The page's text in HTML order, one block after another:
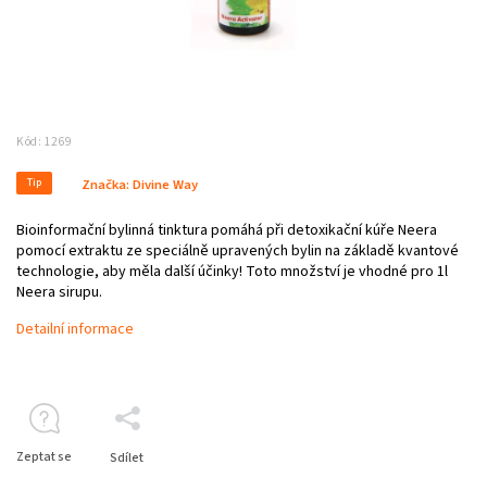
Kód: 1269
Tip Značka: Divine Way
Bioinformační bylinná tinktura pomáhá při detoxikační kúře Neera
pomocí extraktu ze speciálně upravených bylin na základě kvantové
technologie, aby měla další účinky! Toto množství je vhodné pro 1l
Neera sirupu.
Detailní informace
Zeptat se Sdílet